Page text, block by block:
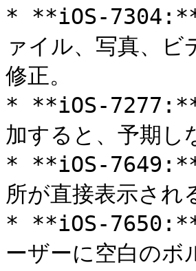
* **iOS-7304:**
ァイル、写真、
修正。
* **iOS-7277:**
加すると、予期し
* **iOS-7649:**
所が直接表示され
* **iOS-7650:**
ーザーに空白のボ